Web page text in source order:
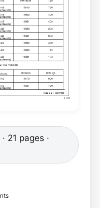
21 pages ·